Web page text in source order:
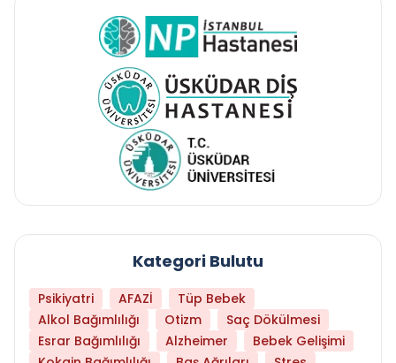
Kategori Bulutu
Psikiyatri AFAZİ
Tüp Bebek
Alkol Bağımlılığı
Otizm
Saç Dökülmesi
Esrar Bağımlılığı
Alzheimer
Bebek Gelişimi